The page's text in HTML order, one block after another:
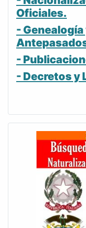
Oficiales.
-
-
- Decretos y